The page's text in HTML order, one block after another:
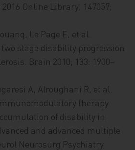
2016 Online Library; 147057;
Le Page E, et al.
two stage disability progression
Brain 2010; 133: 1900–
A, Alroughani R, et al.
therapy
of disability in
and advanced multiple
Neurosurg Psychiatry